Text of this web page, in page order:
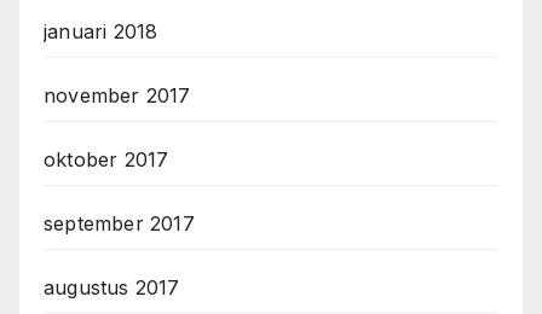
januari 2018
november 2017
oktober 2017
september 2017
augustus 2017